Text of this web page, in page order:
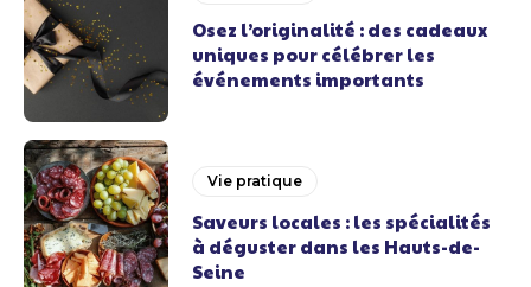
Osez l’originalité : des cadeaux
uniques pour célébrer les
événements importants
Vie pratique
Saveurs locales : les spécialités
à déguster dans les Hauts-de-
Seine